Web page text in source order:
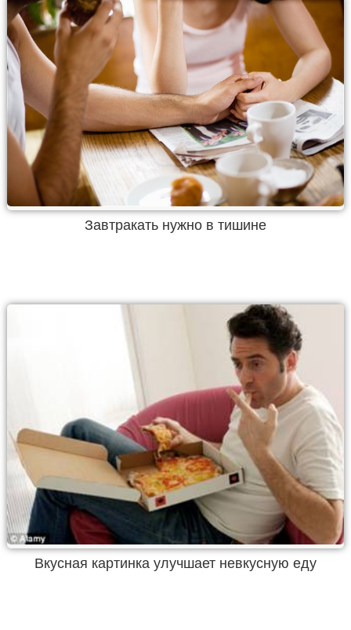
Завтракать нужно в тишине
Вкусная картинка улучшает невкусную еду